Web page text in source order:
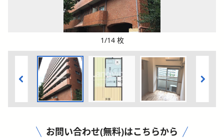
1/14 枚
お問い合わせ(無料)はこちらから